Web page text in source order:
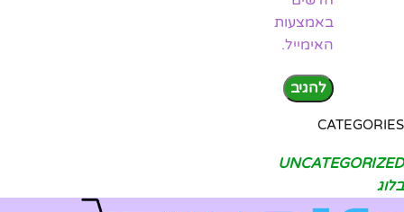
באמצעות
האימייל.
CATEGORIES
UNCATEGORIZED
בלוג